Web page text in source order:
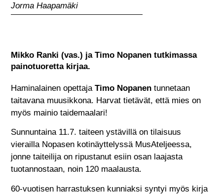
Jorma Haapamäki
Mikko Ranki (vas.) ja Timo Nopanen tutkimassa
painotuoretta kirjaa.
Haminalainen opettajaTimo Nopanen tunnetaan
taitavana muusikkona. Harvat tietävät, että mies on
myös mainio taidemaalari!
Sunnuntaina 11.7. taiteen ystävillä on tilaisuus
vierailla Nopasen kotinäyttelyssä MusAteljeessa,
jonne taiteilija on ripustanut esiin osan laajasta
tuotannostaan, noin 120 maalausta.
60-vuotisen harrastuksen kunniaksi syntyi myös kirja